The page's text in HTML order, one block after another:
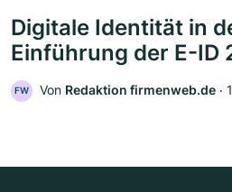
Digitale Identität in
Einführung der E-ID
FW Von Redaktion firmenweb.de ‧